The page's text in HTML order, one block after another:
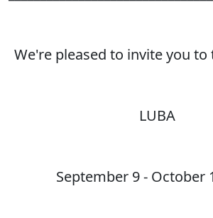
We're pleased to invite you
LUBA
September 9 - October